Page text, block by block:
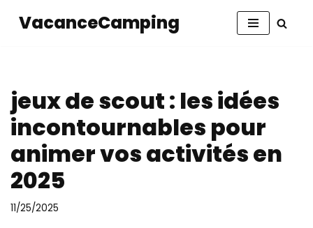
VacanceCamping
jeux de scout : les idées
incontournables pour
animer vos activités en
2025
11/25/2025